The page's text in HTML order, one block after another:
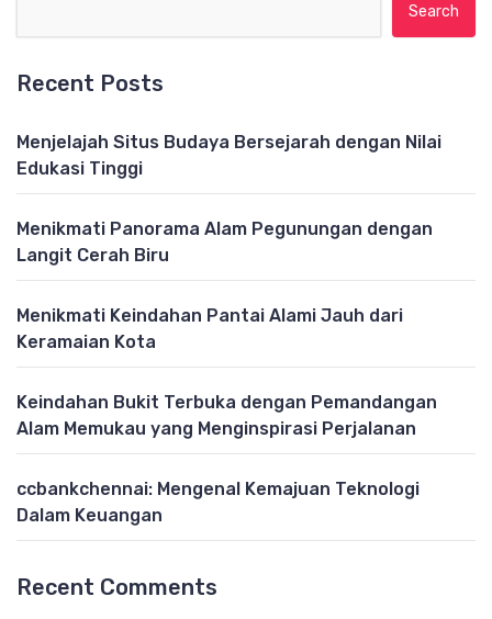
Recent Posts
Menjelajah Situs Budaya Bersejarah dengan Nilai
Edukasi Tinggi
Menikmati Panorama Alam Pegunungan dengan
Langit Cerah Biru
Menikmati Keindahan Pantai Alami Jauh dari
Keramaian Kota
Keindahan Bukit Terbuka dengan Pemandangan
Alam Memukau yang Menginspirasi Perjalanan
ccbankchennai: Mengenal Kemajuan Teknologi
Dalam Keuangan
Recent Comments